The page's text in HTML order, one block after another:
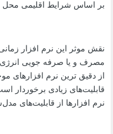
بر اساس شرایط اقلیمی محل
نقش موثر این نرم افزار
از دقیق ترین نرم افزارهای
قابلیت‌های زیادی برخوردار
نرم افزارها از قابلیت‌های